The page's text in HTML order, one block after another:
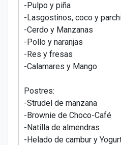
-Pulpo y piña
-Lasgostinos, coco y
-Cerdo y Manzanas
-Pollo y naranjas
-Res y fresas
-Calamares y Mango
Postres:
-Strudel de manzana
-Brownie de Choco-Café
-Natilla de almendras
-Helado de cambur y